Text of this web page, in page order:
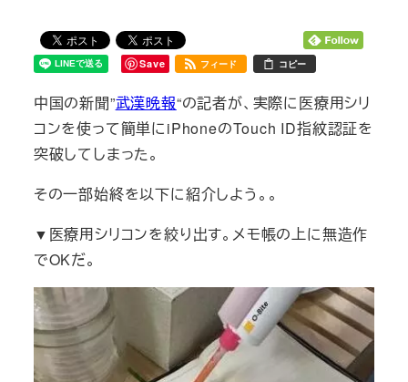
Save フィード コピー
中国の新聞”武漢晩報“の記者が、実際に医療用シリ
コンを使って簡単にiPhoneのTouch ID指紋認証を
突破してしまった。
その一部始終を以下に紹介しよう。。
▼医療用シリコンを絞り出す。メモ帳の上に無造作
でOKだ。